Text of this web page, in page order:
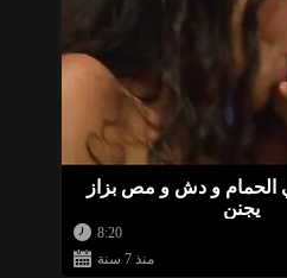
BellaWow
BellaWow
و دش و مص بزاز
يجنن
8:20
منذ 7 سنة